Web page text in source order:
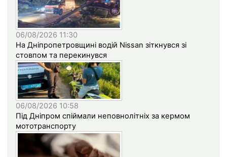
06/08/2026 11:30
На Дніпропетровщині водій Nissan зіткнувся зі
стовпом та перекинувся
06/08/2026 10:58
Під Дніпром спіймали неповнолітніх за кермом
мототранспорту